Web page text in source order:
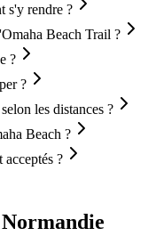
s'y rendre ?
Beach Trail ?
?
?
les distances ?
Beach ?
?